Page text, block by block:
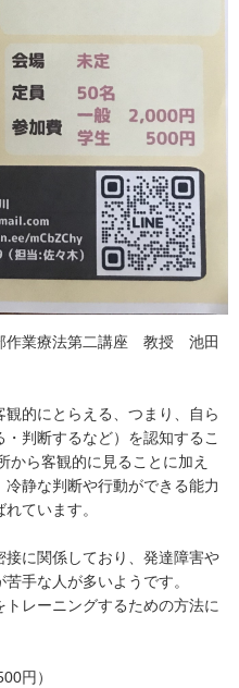
作業療法第二講座 教授 池田
的にとらえる、つまり、自ら
判断するなど）を認知するこ
から客観的に見ることに加え
静な判断や行動ができる能力
ています。
接に関係しており、発達障害や
手な人が多いようです。
レーニングするための方法に
円）